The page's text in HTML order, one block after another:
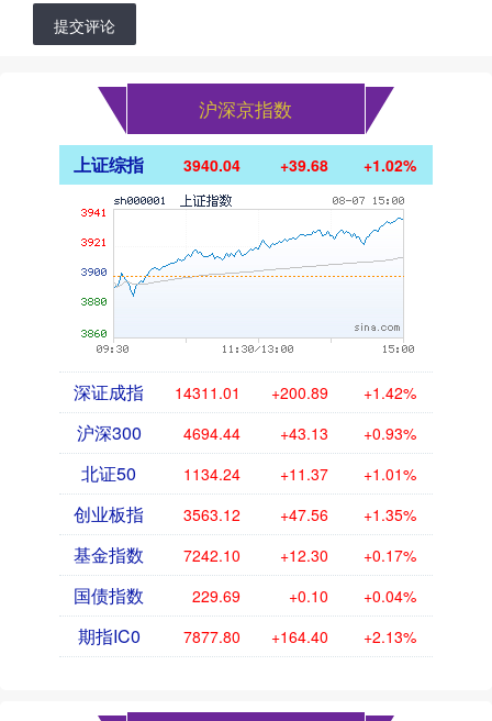
提交评论
沪深京指数
上证综指 3940.04 +39.68 +1.02%
深证成指 14311.01 +200.89 +1.42%
沪深300 4694.44 +43.13 +0.93%
北证50 1134.24 +11.37 +1.01%
创业板指 3563.12 +47.56 +1.35%
基金指数 7242.10 +12.30 +0.17%
国债指数 229.69 +0.10 +0.04%
期指IC0 7877.80 +164.40 +2.13%